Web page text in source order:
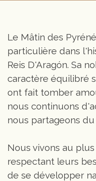
Le Mâtin des
particulière dans
Reis D'Aragón. Sa
caractère équilibré
ont fait tomber
nous continuons
nous partageons
Nous vivons au
respectant leurs
de se développer